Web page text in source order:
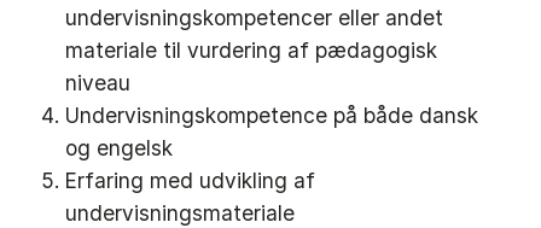
undervisningskompetencer eller andet
materiale til vurdering af pædagogisk
niveau
Undervisningskompetence på både dansk
og engelsk
Erfaring med udvikling af
undervisningsmateriale